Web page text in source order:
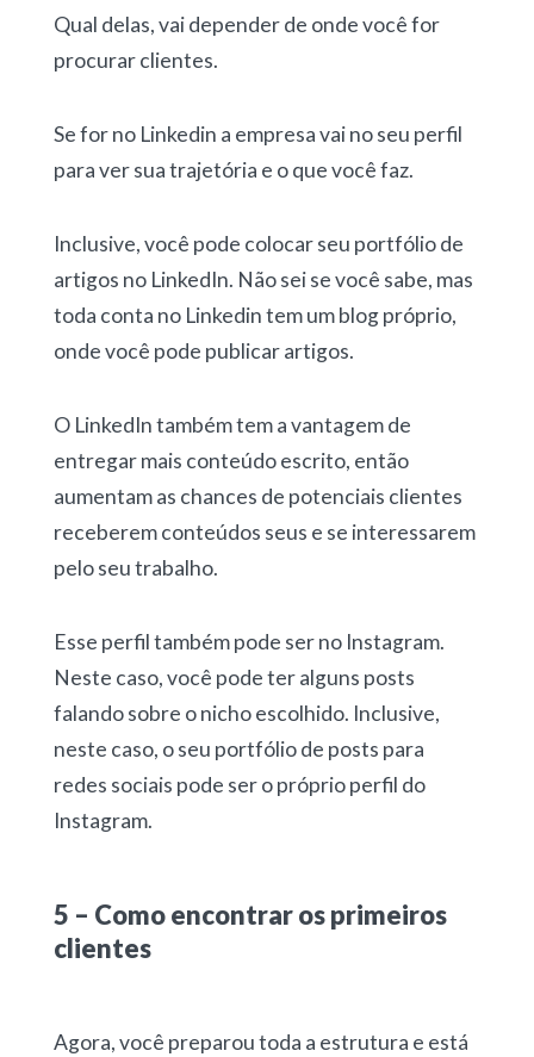
Qual delas, vai depender de onde você for
procurar clientes.
Se for no Linkedin a empresa vai no seu perfil
para ver sua trajetória e o que você faz.
Inclusive, você pode colocar seu portfólio de
artigos no LinkedIn. Não sei se você sabe, mas
toda conta no Linkedin tem um blog próprio,
onde você pode publicar artigos.
O LinkedIn também tem a vantagem de
entregar mais conteúdo escrito, então
aumentam as chances de potenciais clientes
receberem conteúdos seus e se interessarem
pelo seu trabalho.
Esse perfil também pode ser no Instagram.
Neste caso, você pode ter alguns posts
falando sobre o nicho escolhido. Inclusive,
neste caso, o seu portfólio de posts para
redes sociais pode ser o próprio perfil do
Instagram.
5 – Como encontrar os primeiros
clientes
Agora, você preparou toda a estrutura e está